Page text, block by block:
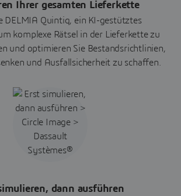
Ihrer gesamten Lieferkette
DELMIA Quintiq, ein KI-gestütztes
komplexe Rätsel in der Lieferkette zu
und optimieren Sie Bestandsrichtlinien,
und Ausfallsicherheit zu schaffen.
dann ausführen